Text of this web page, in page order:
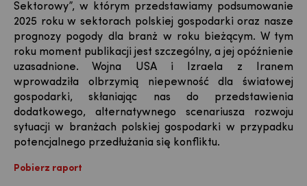
Sektorowy”, w którym przedstawiamy podsumowanie
2025 roku w sektorach polskiej gospodarki oraz nasze
prognozy pogody dla branż w roku bieżącym. W tym
roku moment publikacji jest szczególny, a jej opóźnienie
uzasadnione. Wojna USA i Izraela z Iranem
wprowadziła olbrzymią niepewność dla światowej
gospodarki, skłaniając nas do przedstawienia
dodatkowego, alternatywnego scenariusza rozwoju
sytuacji w branżach polskiej gospodarki w przypadku
potencjalnego przedłużania się konfliktu.
Pobierz raport